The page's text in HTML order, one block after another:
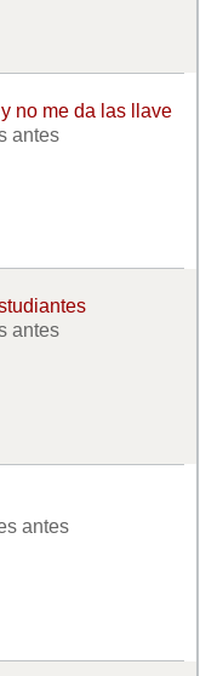
no me da las llave
antes
antes
antes